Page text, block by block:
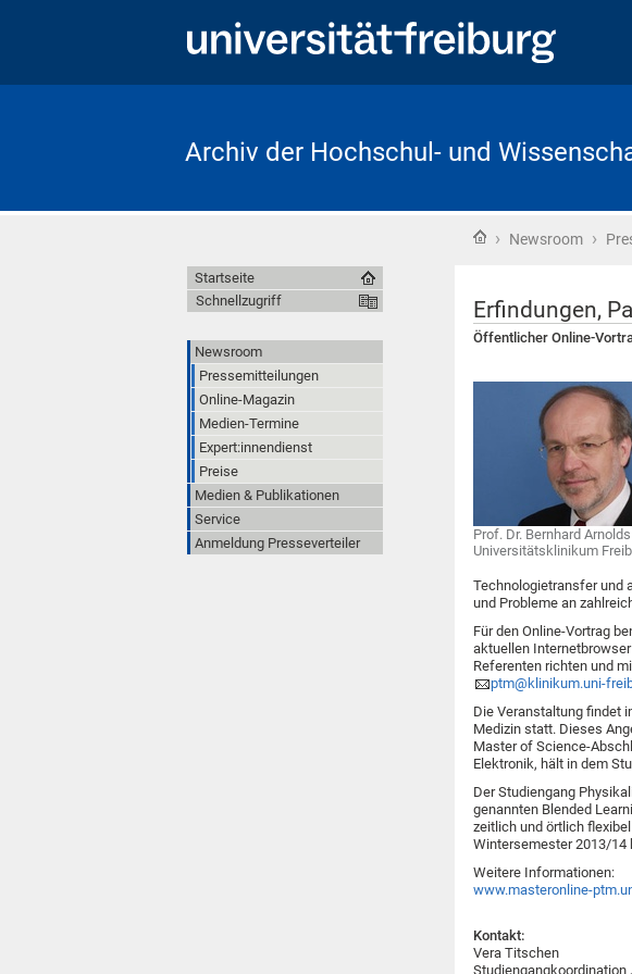
Archiv der Hochschul- und
Startseite
› Newsroom ›
Erfindungen,
Öffentlicher Online-
Prof. Dr. Bernhard
Universitätsklinikum
Technologietransfer und
und Probleme an
Für den Online-Vortrag
aktuellen
Referenten richten und
ptm@klinikum.uni-
Die Veranstaltung findet
Medizin statt. Dieses
Master of Science-
Elektronik, hält in dem
Der Studiengang
genannten Blended
zeitlich und örtlich
Wintersemester 2013/14
Weitere Informationen:
www.masteronline-
Kontakt:
Vera Titschen
Studiengangkoordination
Startseite
Schnellzugriff
Newsroom
Pressemitteilungen
Online-Magazin
Medien-Termine
Expert:innendienst
Preise
Medien & Publikationen
Service
Anmeldung Presseverteiler